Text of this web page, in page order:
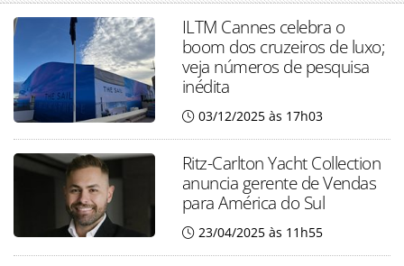
ILTM Cannes celebra o
boom dos cruzeiros de luxo;
veja números de pesquisa
inédita
03/12/2025 às 17h03
Ritz-Carlton Yacht Collection
anuncia gerente de Vendas
para América do Sul
23/04/2025 às 11h55